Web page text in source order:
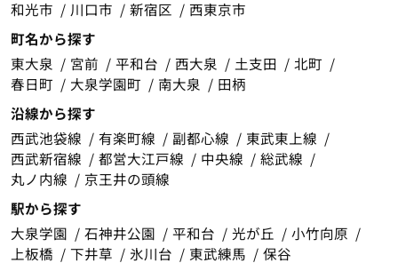
和光市
川口市 新宿区
西東京市
町名から探す
東大泉
宮前 平和台 西大泉 土支田
北町
春日町
大泉学園町 南大泉
田柄
沿線から探す
西武池袋線
有楽町線 副都心線
東武東上線
西武新宿線
都営大江戸線 中央線
総武線
丸ノ内線
京王井の頭線
駅から探す
大泉学園
石神井公園 平和台 光が丘
小竹向原
上板橋
下井草 氷川台 東武練馬 保谷